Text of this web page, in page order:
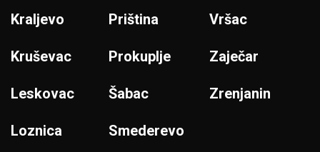
Kraljevo
Kruševac
Leskovac
Loznica
Priština
Prokuplje
Šabac
Smederevo
Vršac
Zaječar
Zrenjanin